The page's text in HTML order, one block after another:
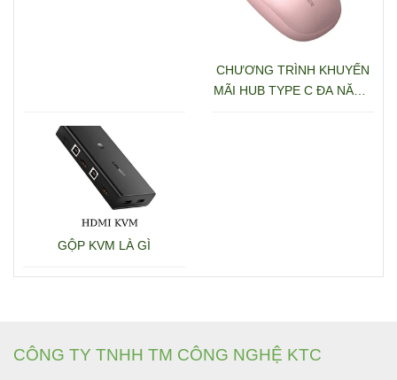
CHƯƠNG TRÌNH KHUYẾN
MÃI HUB TYPE C ĐA NĂNG
GỘP KVM LÀ GÌ
CÔNG TY TNHH TM CÔNG NGHỆ KTC